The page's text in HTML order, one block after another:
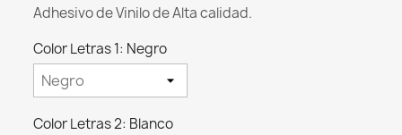
Adhesivo de Vinilo de Alta calidad.
Color Letras 1: Negro
Color Letras 2: Blanco